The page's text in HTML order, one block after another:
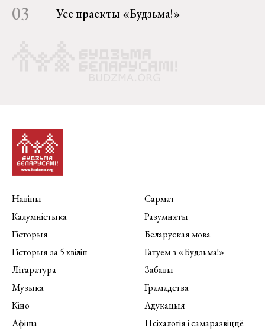
03 Усе праекты «Будзьма!»
Навіны
Калумністыка
Гісторыя
Гісторыя за 5 хвілін
Літаратура
Музыка
Кіно
Афіша
Сармат
Разумняты
Беларуская мова
Гатуем з «Будзьма!»
Забавы
Грамадства
Адукацыя
Псіхалогія і самаразвіццё